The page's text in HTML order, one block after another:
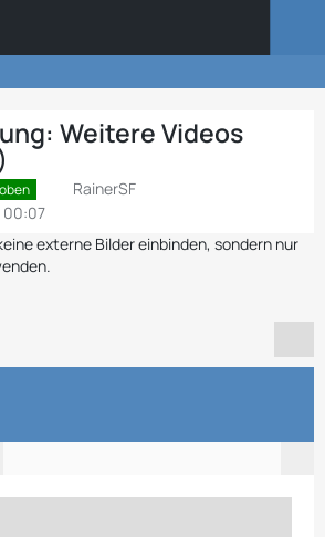
Weitere Videos
RainerSF
00:07
externe Bilder einbinden, sondern nur